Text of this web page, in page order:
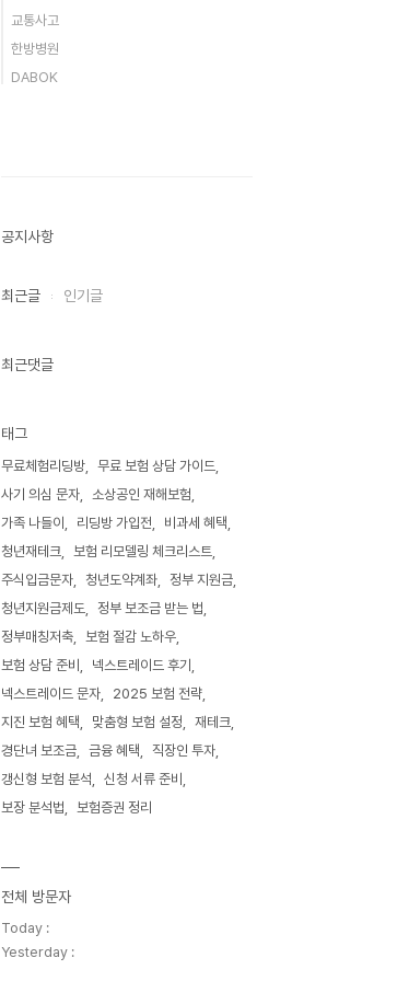
교통사고
한방병원
DABOK
공지사항
최근글 인기글
최근댓글
태그
무료체험리딩방
무료 보험 상담 가이드
사기 의심 문자
소상공인 재해보험
가족 나들이
리딩방 가입전
비과세 혜택
청년재테크
보험 리모델링 체크리스트
주식입금문자
청년도약계좌
정부 지원금
청년지원금제도
정부 보조금 받는 법
정부매칭저축
보험 절감 노하우
보험 상담 준비
넥스트레이드 후기
넥스트레이드 문자
2025 보험 전략
지진 보험 혜택
맞춤형 보험 설정
재테크
경단녀 보조금
금융 혜택
직장인 투자
갱신형 보험 분석
신청 서류 준비
보장 분석법
보험증권 정리
전체 방문자
Today :
Yesterday :